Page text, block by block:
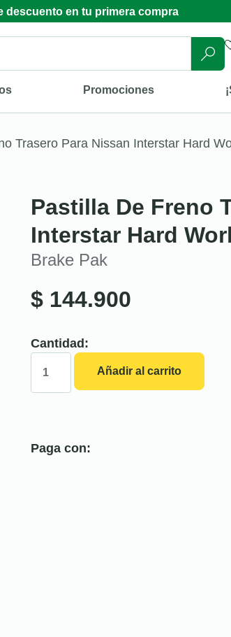
descuento en tu primera compra
Promociones
Trasero Para Nissan Interstar Hard
Pastilla De Freno
Interstar Hard
Brake Pak
$ 144.900
Cantidad:
Añadir al carrito
Paga con: